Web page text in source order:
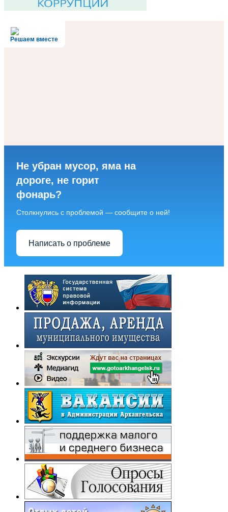
Решаем вместе
Не убран мусор, яма на
дороге, не горит
фонарь?
Столкнулись с проблемой — сообщите о ней!
Написать о проблеме